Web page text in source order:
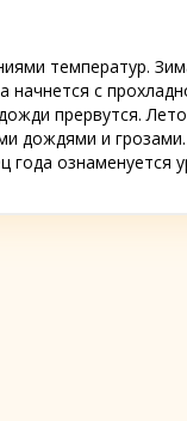
температур.
с
прервутся.
дождями и
года